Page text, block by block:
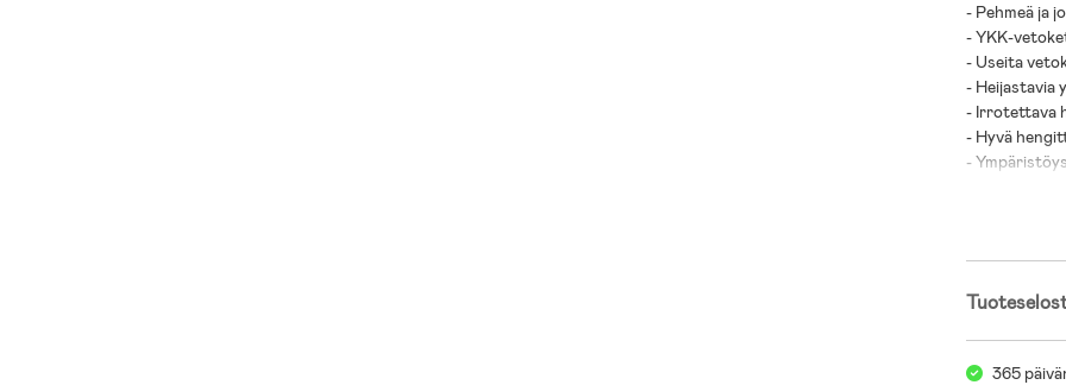
- Pehmeä ja
- YKK-
- Useita
- Heijastavia
- Irrotettava
- Hyvä
-
365